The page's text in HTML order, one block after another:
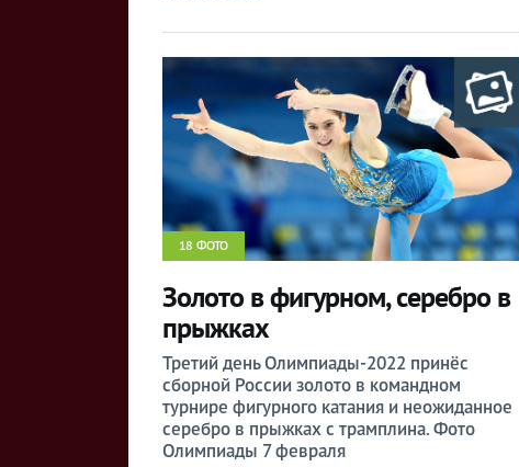
18 ФОТО
Золото в фигурном, серебро в
прыжках
Третий день Олимпиады-2022 принёс
сборной России золото в командном
турнире фигурного катания и неожиданное
серебро в прыжках с трамплина. Фото
Олимпиады 7 февраля